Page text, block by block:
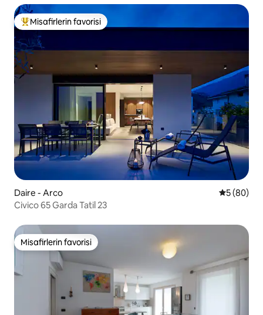
Misafirlerin favorilerinden en beğenilenler arasında
Misafirlerin favorisi
Daire - Arco 55 (80)
Civico 65 Garda Tatil 23
Misafirlerin favorisi
Misafirlerin favorisi